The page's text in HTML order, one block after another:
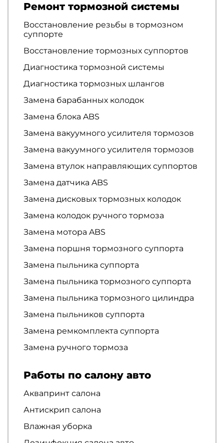
Ремонт тормозной системы
Восстановление резьбы в тормозном
суппорте
Восстановление тормозных суппортов
Диагностика тормозной системы
Диагностика тормозных шлангов
Замена барабанных колодок
Замена блока ABS
Замена вакуумного усилителя тормозов
Замена вакуумного усилителя тормозов
Замена втулок направляющих суппортов
Замена датчика ABS
Замена дисковых тормозных колодок
Замена колодок ручного тормоза
Замена мотора ABS
Замена поршня тормозного суппорта
Замена пыльника суппорта
Замена пыльника тормозного суппорта
Замена пыльника тормозного цилиндра
Замена пыльников суппорта
Замена ремкомплекта суппорта
Замена ручного тормоза
Работы по салону авто
Аквапринт салона
Антискрип салона
Влажная уборка